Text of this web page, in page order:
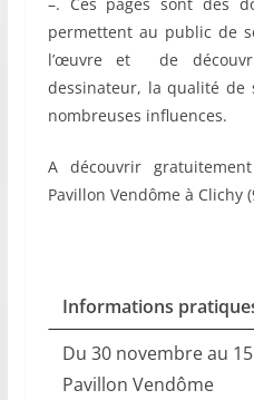
permettent au public de
l’œuvre et de
dessinateur, la qualité de
nombreuses influences.
A découvrir
Pavillon Vendôme à Clichy
Informations
Du 30 novembre au
Pavillon Vendôme